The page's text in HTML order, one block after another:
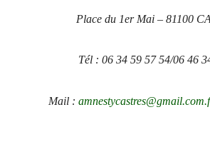
Place du 1er Mai – 81100
Tél : 06 34 59 57 54/06 46
Mail :